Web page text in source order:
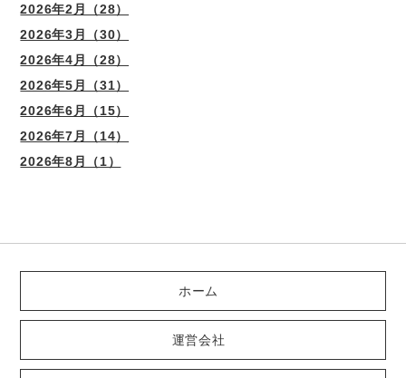
2026年2月（28）
2026年3月（30）
2026年4月（28）
2026年5月（31）
2026年6月（15）
2026年7月（14）
2026年8月（1）
ホーム
運営会社